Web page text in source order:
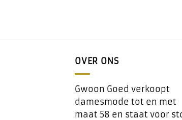
OVER ONS
Gwoon Goed verkoopt
damesmode tot en met
maat 58 en staat voor